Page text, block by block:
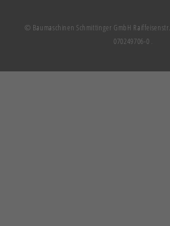
© Baumaschinen Schmittinger GmbH
070249706-0